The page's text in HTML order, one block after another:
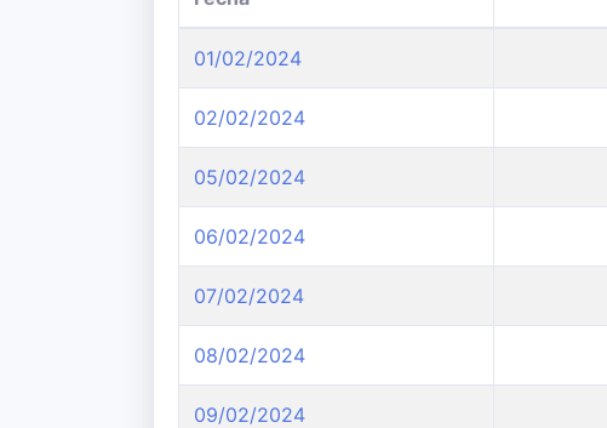
01/02/2024
02/02/2024
05/02/2024
06/02/2024
07/02/2024
08/02/2024
09/02/2024